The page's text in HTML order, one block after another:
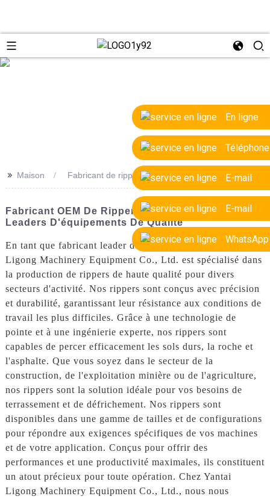
En ligne
Téléphone
E-mail
E-mail
WhatsApp
>> Maison Fabricant de ripper OEM
Fabricant OEM De Ripper : Usines Et Fabricants
Leaders D'équipements De Qualité
En tant que fabricant leader de rippers OEM, Yantai
Ligong Machinery Equipment Co., Ltd. est spécialisé dans
la production de rippers de haute qualité pour divers
secteurs d'activité. Nos rippers sont conçus avec précision
et durabilité, garantissant leur résistance aux conditions de
travail les plus difficiles. Grâce à une technologie de
pointe et à une ingénierie experte, nos rippers sont
capables de percer efficacement les sols durs, la roche et
l'asphalte. Que vous soyez dans le secteur de la
construction, de l'exploitation minière ou de l'agriculture,
nos rippers sont la solution idéale pour vos besoins de
terrassement et de défrichement. Nos rippers sont
disponibles dans une gamme de tailles et de configurations
pour répondre aux exigences spécifiques de vos machines
et de votre application. Conçus pour offrir des
performances et une productivité maximales, ils constituent
un atout précieux pour toute opération. Chez Yantai
Ligong Machinery Equipment Co., Ltd., nous nous